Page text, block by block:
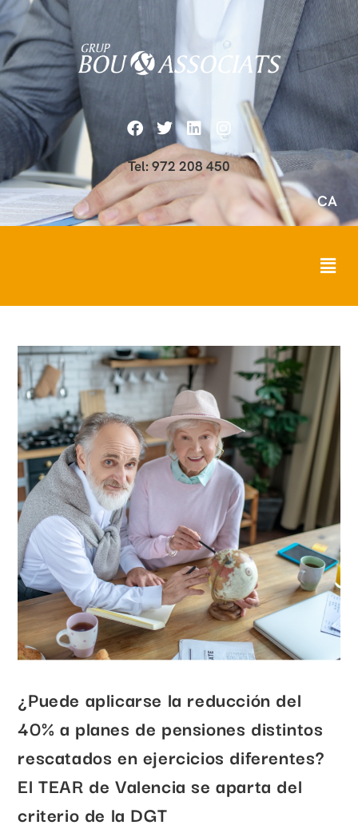
Tel: 972 208 450
CA
¿Puede aplicarse la reducción del
40% a planes de pensiones distintos
rescatados en ejercicios diferentes?
El TEAR de Valencia se aparta del
criterio de la DGT